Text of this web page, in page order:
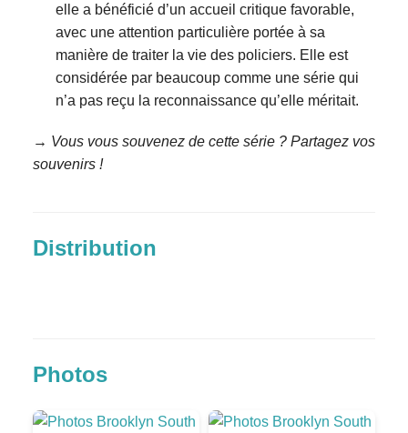
elle a bénéficié d’un accueil critique favorable,
avec une attention particulière portée à sa
manière de traiter la vie des policiers. Elle est
considérée par beaucoup comme une série qui
n’a pas reçu la reconnaissance qu’elle méritait.
→ Vous vous souvenez de cette série ? Partagez vos
souvenirs !
Distribution
Photos